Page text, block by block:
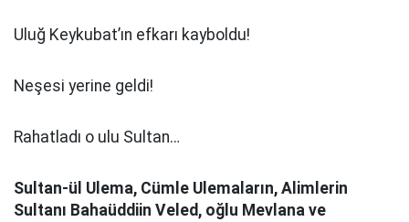
Uluğ Keykubat’ın efkarı kayboldu!
Neşesi yerine geldi!
Rahatladı o ulu Sultan…
Sultan-ül Ulema, Cümle Ulemaların, Alimlerin
Sultanı Bahaüddiin Veled, oğlu Mevlana ve